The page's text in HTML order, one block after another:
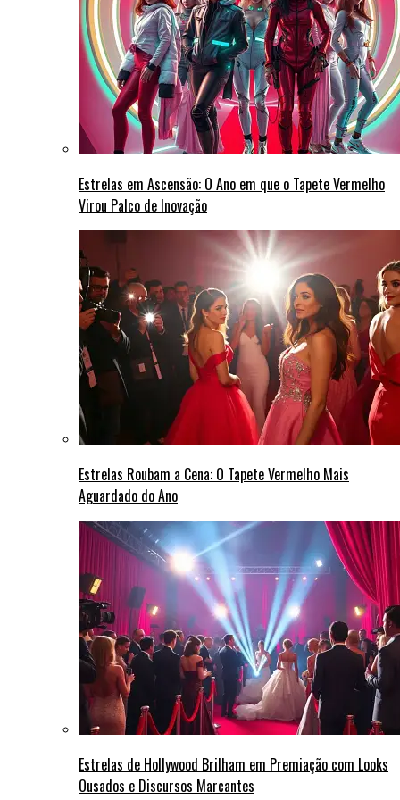
Estrelas em Ascensão: O Ano em que o Tapete Vermelho
Virou Palco de Inovação
Estrelas Roubam a Cena: O Tapete Vermelho Mais
Aguardado do Ano
Estrelas de Hollywood Brilham em Premiação com Looks
Ousados e Discursos Marcantes